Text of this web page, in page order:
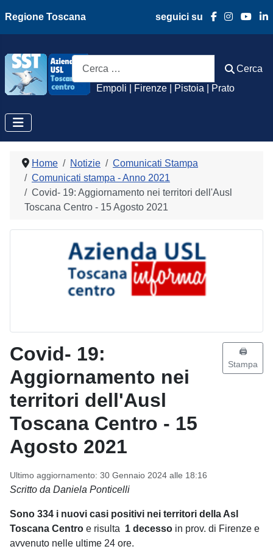
Regione Toscana seguici su
Azienda Usl
Empoli | Firenze | Pistoia | Prato
Cerca
Cerca
Home Notizie
Comunicati Stampa
Comunicati stampa - Anno 2021
Covid- 19: Aggiornamento nei territori dell'Ausl
Toscana Centro - 15 Agosto 2021
Covid- 19:
Aggiornamento nei
territori dell'Ausl
Toscana Centro - 15
Agosto 2021
Ultimo aggiornamento: 30 Gennaio 2024 alle 18:16
🖨️
Stampa
Scritto da Daniela Ponticelli
Sono 334 i nuovi casi positivi nei territori della Asl
Toscana Centro e risulta 1 decesso in prov. di Firenze e
avvenuto nelle ultime 24 ore.